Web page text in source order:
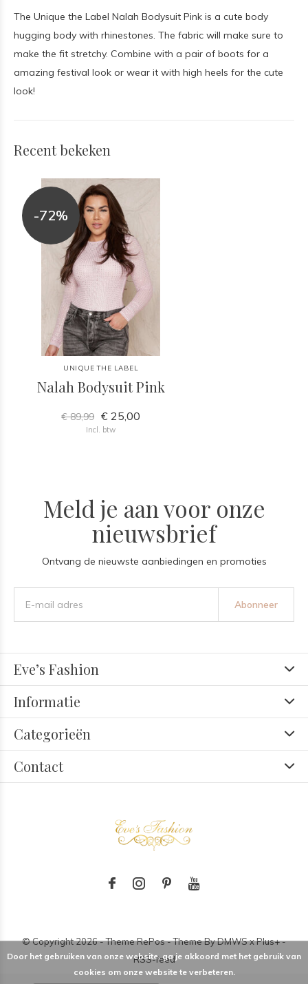
The Unique the Label Nalah Bodysuit Pink is a cute body
hugging body with rhinestones. The fabric will make sure to
make the fit stretchy. Combine with a pair of boots for a
amazing festival look or wear it with high heels for the cute
look!
Recent bekeken
-72%
UNIQUE THE LABEL
Nalah Bodysuit Pink
€ 89,99 € 25,00
Incl. btw
Meld je aan voor onze
nieuwsbrief
Ontvang de nieuwste aanbiedingen en promoties
Abonneer
Eve’s Fashion
Informatie
Categorieën
Contact
© Copyright2026- Theme RePos - Theme ByDMWSxPlus+-
RSS-feed
Door het gebruiken van onze website, ga je akkoord met het gebruik van
cookies om onze website te verbeteren.